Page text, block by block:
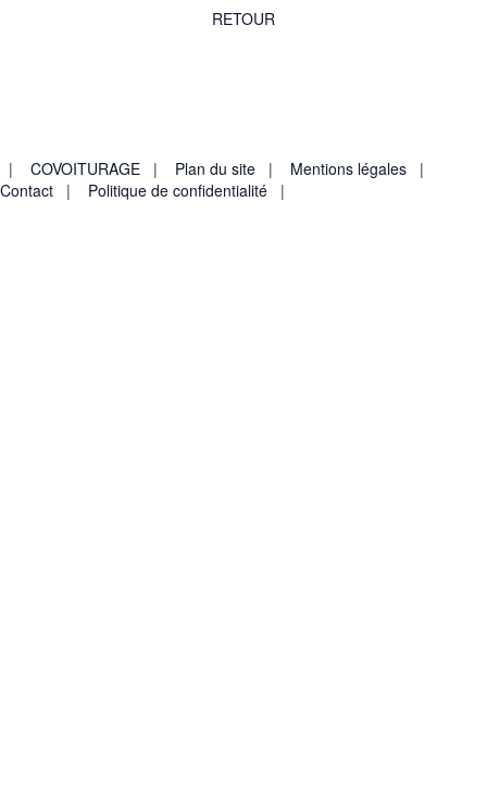
RETOUR
|
COVOITURAGE | Plan du site | Mentions légales
|
Contact
| Politique de confidentialité |